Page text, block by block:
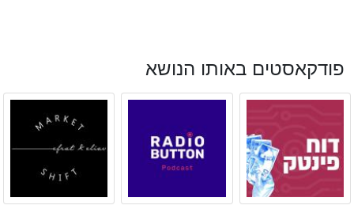
פודקאסטים באותו הנושא